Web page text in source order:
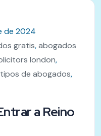
de 2024
gratis,abogados
london,
tipos de abogados,
a Reino